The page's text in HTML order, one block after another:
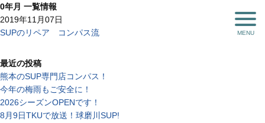
0年月 一覧情報
2019年11月07日
SUPのリペア コンパス流
最近の投稿
熊本のSUP専門店コンパス！
今年の梅雨もご安全に！
2026シーズンOPENです！
8月9日TKUで放送！球磨川SUP!